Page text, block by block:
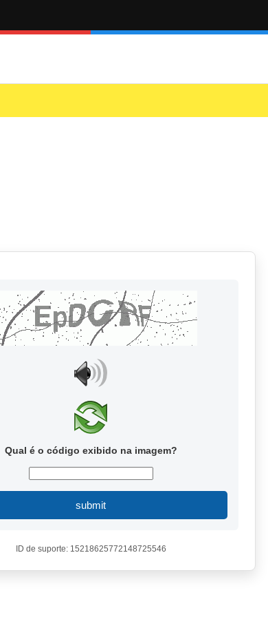
Qual é o código exibido na imagem?
submit
ID de suporte: 15218625772148725546